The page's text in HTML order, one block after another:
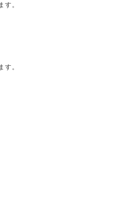
。
。